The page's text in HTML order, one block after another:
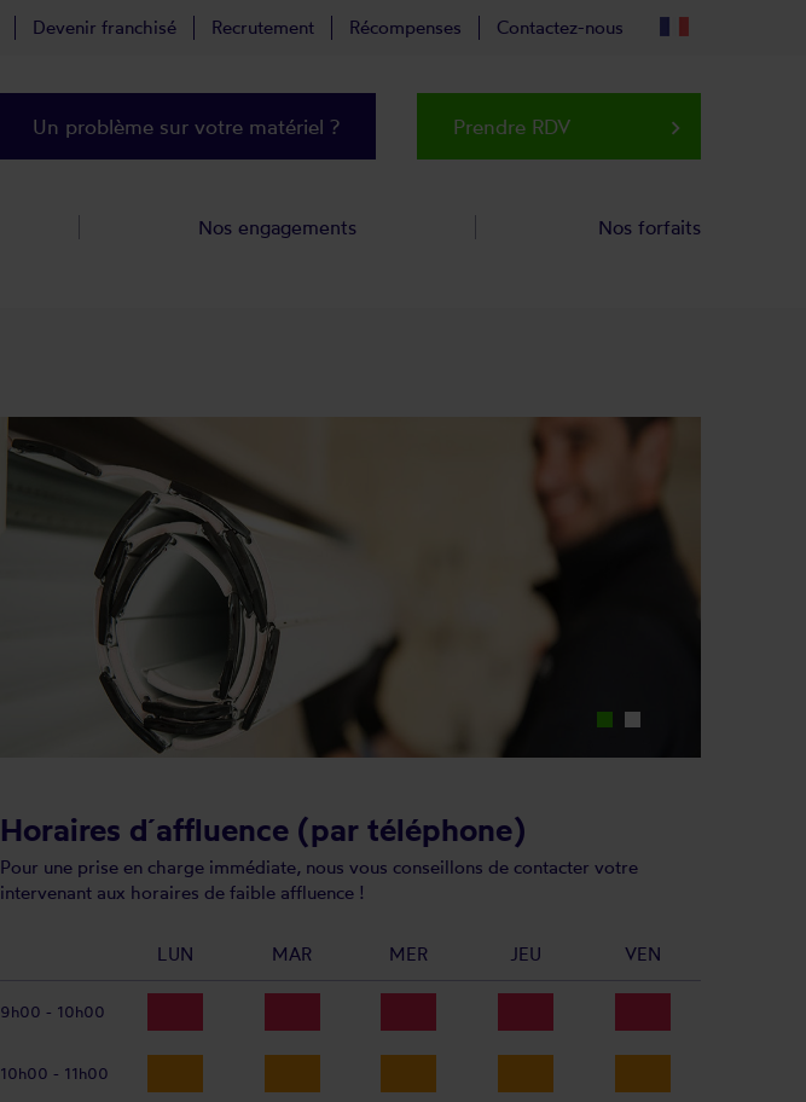
Horaires d´affluence (par téléphone)
Pour une prise en charge immédiate, nous vous conseillons de contacter votre
intervenant aux horaires de faible affluence !
9h00 - 10h00
10h00 - 11h00
LUN MAR MER JEU VEN
Devenir franchisé Recrutement Récompenses Contactez-nous
Un problème sur votre matériel ? Prendre RDV keyboard_arrow_right
Nos engagements Nos forfaits